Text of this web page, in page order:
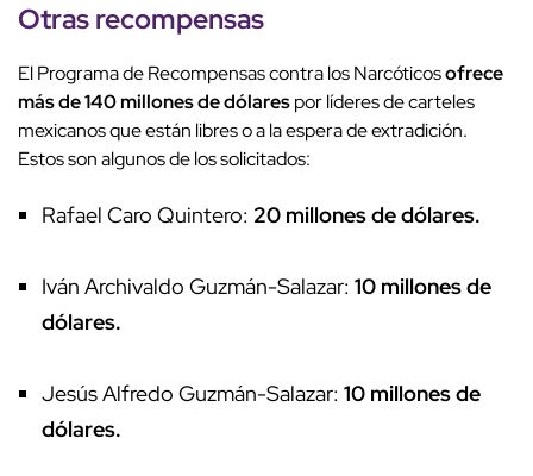
Otras recompensas
El Programa de Recompensas contra los Narcóticosofrece
más de 140 millones de dólarespor líderes de carteles
mexicanos que están libres o a la espera de extradición.
Estos son algunos de los solicitados:
Rafael Caro Quintero: 20 millones de dólares.
Iván Archivaldo Guzmán-Salazar: 10 millones de
dólares.
Jesús Alfredo Guzmán-Salazar: 10 millones de
dólares.